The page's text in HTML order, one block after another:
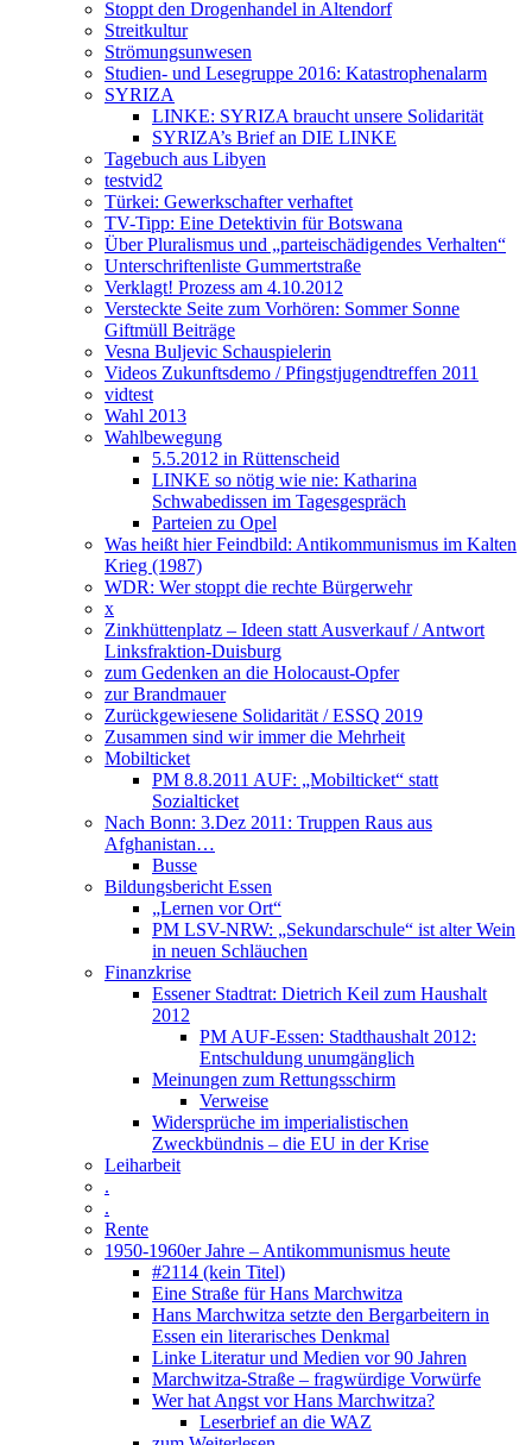
Stoppt den Drogenhandel in Altendorf
Streitkultur
Strömungsunwesen
Studien- und Lesegruppe 2016: Katastrophenalarm
SYRIZA
LINKE: SYRIZA braucht unsere Solidarität
SYRIZA’s Brief an DIE LINKE
Tagebuch aus Libyen
testvid2
Türkei: Gewerkschafter verhaftet
TV-Tipp: Eine Detektivin für Botswana
Über Pluralismus und „parteischädigendes Verhalten“
Unterschriftenliste Gummertstraße
Verklagt! Prozess am 4.10.2012
Versteckte Seite zum Vorhören: Sommer Sonne
Giftmüll Beiträge
Vesna Buljevic Schauspielerin
Videos Zukunftsdemo / Pfingstjugendtreffen 2011
vidtest
Wahl 2013
Wahlbewegung
5.5.2012 in Rüttenscheid
LINKE so nötig wie nie: Katharina
Schwabedissen im Tagesgespräch
Parteien zu Opel
Was heißt hier Feindbild: Antikommunismus im Kalten
Krieg (1987)
WDR: Wer stoppt die rechte Bürgerwehr
x
Zinkhüttenplatz – Ideen statt Ausverkauf / Antwort
Linksfraktion-Duisburg
zum Gedenken an die Holocaust-Opfer
zur Brandmauer
Zurückgewiesene Solidarität / ESSQ 2019
Zusammen sind wir immer die Mehrheit
Mobilticket
PM 8.8.2011 AUF: „Mobilticket“ statt
Sozialticket
Nach Bonn: 3.Dez 2011: Truppen Raus aus
Afghanistan…
Busse
Bildungsbericht Essen
„Lernen vor Ort“
PM LSV-NRW: „Sekundarschule“ ist alter Wein
in neuen Schläuchen
Finanzkrise
Essener Stadtrat: Dietrich Keil zum Haushalt
2012
PM AUF-Essen: Stadthaushalt 2012:
Entschuldung unumgänglich
Meinungen zum Rettungsschirm
Verweise
Widersprüche im imperialistischen
Zweckbündnis – die EU in der Krise
Leiharbeit
.
.
Rente
1950-1960er Jahre – Antikommunismus heute
#2114 (kein Titel)
Eine Straße für Hans Marchwitza
Hans Marchwitza setzte den Bergarbeitern in
Essen ein literarisches Denkmal
Linke Literatur und Medien vor 90 Jahren
Marchwitza-Straße – fragwürdige Vorwürfe
Wer hat Angst vor Hans Marchwitza?
Leserbrief an die WAZ